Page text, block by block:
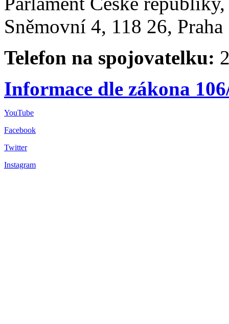
Sněmovní 4, 118 26,
Telefon na spojovatelku:
Informace dle zákona
YouTube
Facebook
Twitter
Instagram